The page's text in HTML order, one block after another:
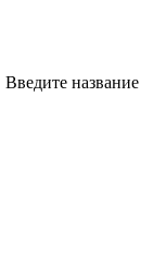
Введите название